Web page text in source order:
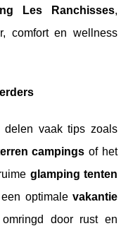
Les Ranchisses,
comfort en wellness
delen vaak tips zoals
campings of het
glamping tenten
optimale vakantie
door rust en